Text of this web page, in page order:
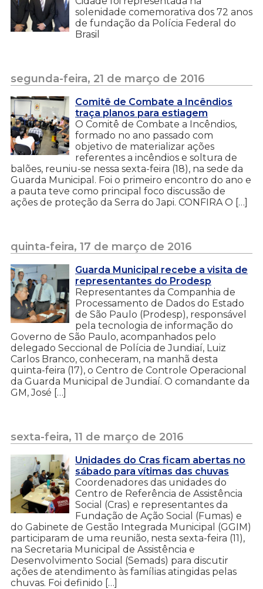
solenidade comemorativa dos 72 anos
de fundação da Polícia Federal do
Brasil
segunda-feira, 21 de março de 2016
Comitê de Combate a Incêndios
traça planos para estiagem
O Comitê de Combate a Incêndios,
formado no ano passado com
objetivo de materializar ações
referentes a incêndios e soltura de
balões, reuniu-se nessa sexta-feira (18), na sede da
Guarda Municipal. Foi o primeiro encontro do ano e
a pauta teve como principal foco discussão de
ações de proteção da Serra do Japi. CONFIRA O […]
quinta-feira, 17 de março de 2016
Guarda Municipal recebe a visita de
representantes do Prodesp
Representantes da Companhia de
Processamento de Dados do Estado
de São Paulo (Prodesp), responsável
pela tecnologia de informação do
Governo de São Paulo, acompanhados pelo
delegado Seccional de Polícia de Jundiaí, Luiz
Carlos Branco, conheceram, na manhã desta
quinta-feira (17), o Centro de Controle Operacional
da Guarda Municipal de Jundiaí. O comandante da
GM, José […]
sexta-feira, 11 de março de 2016
Unidades do Cras ficam abertas no
sábado para vítimas das chuvas
Coordenadores das unidades do
Centro de Referência de Assistência
Social (Cras) e representantes da
Fundação de Ação Social (Fumas) e
do Gabinete de Gestão Integrada Municipal (GGIM)
participaram de uma reunião, nesta sexta-feira (11),
na Secretaria Municipal de Assistência e
Desenvolvimento Social (Semads) para discutir
ações de atendimento às famílias atingidas pelas
chuvas. Foi definido […]